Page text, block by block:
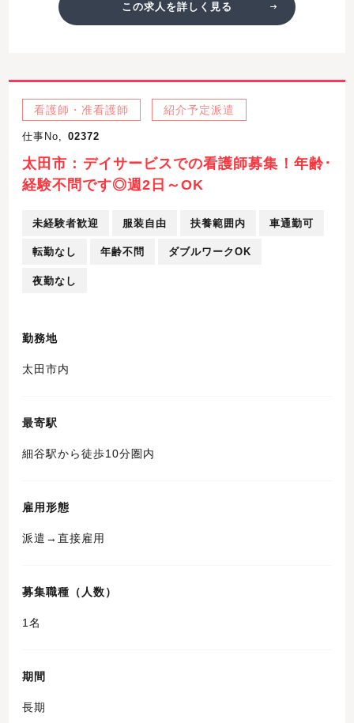
この求人を詳しく見る
看護師・准看護師 紹介予定派遣
仕事No, 02372
太田市：デイサービスでの看護師募集！年齢･
経験不問です◎週2日～OK
未経験者歓迎 服装自由 扶養範囲内 車通勤可
転勤なし 年齢不問 ダブルワークOK
夜勤なし
勤務地
太田市内
最寄駅
細谷駅から徒歩10分圏内
雇用形態
派遣→直接雇用
募集職種（人数）
1名
期間
長期